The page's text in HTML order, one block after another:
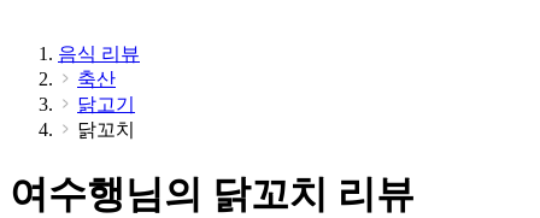
음식 리뷰
축산
닭고기
닭꼬치
여수행님의 닭꼬치 리뷰